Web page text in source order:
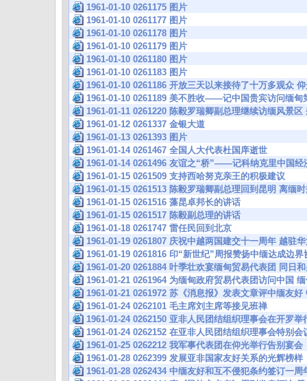
1961-01-10 0261175 图片
1961-01-10 0261177 图片
1961-01-10 0261178 图片
1961-01-10 0261179 图片
1961-01-10 0261180 图片
1961-01-10 0261183 图片
1961-01-10 0261186 开放三天以来接待了十万多观众
1961-01-10 0261189 美不胜收——记中国贵宾访问缅甸
1961-01-11 0261220 陈毅罗瑞卿副总理继续访缅风景
1961-01-12 0261337 金银大道
1961-01-13 0261393 图片
1961-01-14 0261467 全国人大代表杜国庠逝世
1961-01-14 0261496 友谊之“桥”——记科纳克里中国经
1961-01-15 0261509 支持西哈努克亲王的积极建议
1961-01-15 0261513 陈毅罗瑞卿副总理回到昆明 离缅
1961-01-15 0261516 藻昆卓邦长的讲话
1961-01-15 0261517 陈毅副总理的讲话
1961-01-18 0261747 雷任民回到北京
1961-01-19 0261807 庆祝中越两国建交十一周年 越驻
1961-01-19 0261816 印“新世纪”周报赞扬中缅达成边
1961-01-20 0261884 叶季壮欢宴缅甸贸易代表团 同日
1961-01-21 0261964 为缅甸政府贸易代表团访问中国
1961-01-21 0261972 苏《消息报》发表文章评中缅友
1961-01-24 0262101 毛主席刘主席等接见班禅
1961-01-24 0262150 亚非人民团结组织理事会在开罗
1961-01-24 0262152 在亚非人民团结组织理事会特别
1961-01-25 0262212 我军事代表团在仰光举行告别宴会
1961-01-28 0262399 发展亚非国家友好关系的光辉榜样
1961-01-28 0262434 中缅友好和互不侵犯条约签订一